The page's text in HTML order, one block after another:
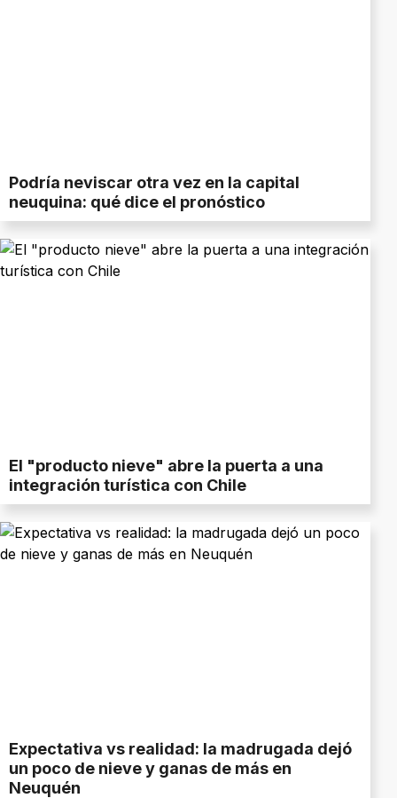
Podría neviscar otra vez en la capital
neuquina: qué dice el pronóstico
El "producto nieve" abre la puerta a una
integración turística con Chile
Expectativa vs realidad: la madrugada dejó
un poco de nieve y ganas de más en
Neuquén